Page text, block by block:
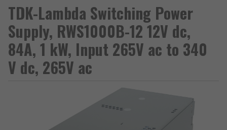
TDK-Lambda Switching Power
Supply, RWS1000B-12 12V dc,
84A, 1 kW, Input 265V ac to 340
V dc, 265V ac